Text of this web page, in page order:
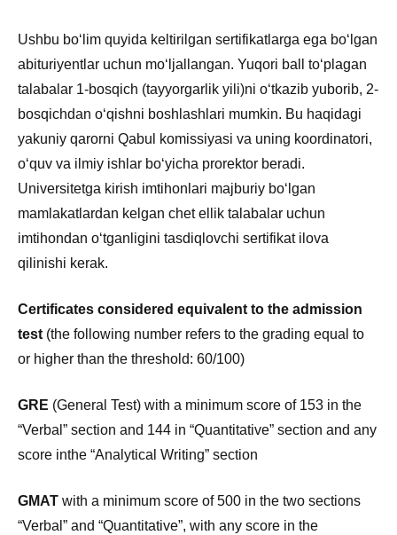
Ushbu boʻlim quyida keltirilgan sertifikatlarga ega boʻlgan
abituriyentlar uchun moʻljallangan. Yuqori ball toʻplagan
talabalar 1-bosqich (tayyorgarlik yili)ni oʻtkazib yuborib, 2-
bosqichdan oʻqishni boshlashlari mumkin. Bu haqidagi
yakuniy qarorni Qabul komissiyasi va uning koordinatori,
oʻquv va ilmiy ishlar boʻyicha prorektor beradi.
Universitetga kirish imtihonlari majburiy boʻlgan
mamlakatlardan kelgan chet ellik talabalar uchun
imtihondan oʻtganligini tasdiqlovchi sertifikat ilova
qilinishi kerak.
Certificates considered equivalent to the admission
test (the following number refers to the grading equal to
or higher than the threshold: 60/100)
GRE (General Test) with a minimum score of 153 in the
“Verbal” section and 144 in “Quantitative” section and any
score inthe “Analytical Writing” section
GMAT with a minimum score of 500 in the two sections
“Verbal” and “Quantitative”, with any score in the